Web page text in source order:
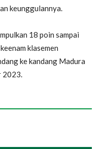
keunggulannya.
18 poin sampai
klasemen
ke kandang Madura
2023.